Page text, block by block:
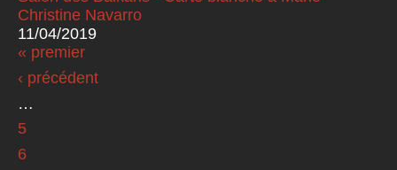
Christine Navarro
11/04/2019
Pages
« premier
‹ précédent
…
5
6